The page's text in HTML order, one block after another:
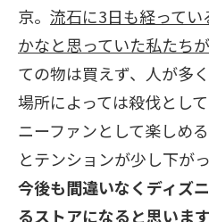
京。 流石に3日も経って
かなと思っていた私たち
ての物は買えず、人が多
場所によっては殺伐とし
ニーファンとして楽しめ
とテンションが少し下が
今後も間違いなくディズ
るストアになると思います